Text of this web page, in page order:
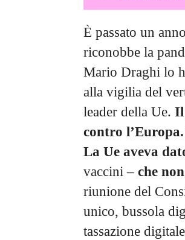
È passato un
riconobbe la
Mario Draghi lo
alla vigilia del
leader della Ue. Il
contro l’Europa.
La Ue aveva
vaccini – che
riunione del
unico, bussola
tassazione